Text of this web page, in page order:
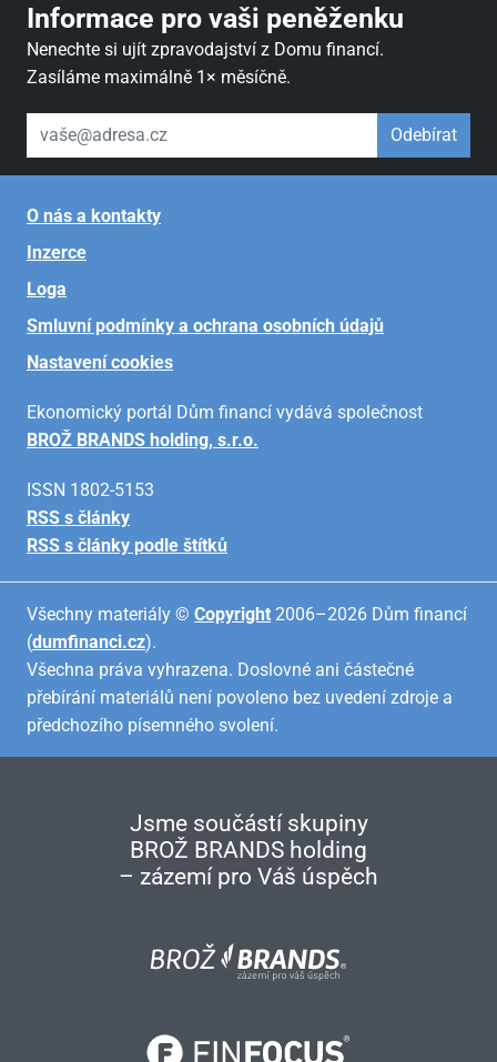
Informace pro vaši peněženku
Nenechte si ujít zpravodajství z Domu financí.
Zasíláme maximálně 1× měsíčně.
váš email Odebírat
O nás a kontakty
Inzerce
Loga
Smluvní podmínky a ochrana osobních údajů
Nastavení cookies
Ekonomický portál Dům financí vydává společnost
BROŽ BRANDS holding, s.r.o.
ISSN 1802-5153
RSS s články
RSS s články podle štítků
Všechny materiály © Copyright 2006–2026 Dům financí
(dumfinanci.cz).
Všechna práva vyhrazena. Doslovné ani částečné
přebírání materiálů není povoleno bez uvedení zdroje a
předchozího písemného svolení.
Jsme součástí skupiny
BROŽ BRANDS holding
– zázemí pro Váš úspěch